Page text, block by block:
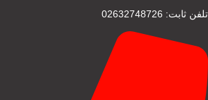
تلفن ثابت: 02632748726